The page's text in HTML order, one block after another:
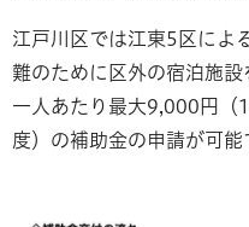
江戸川区では江東5区によ
難のために区外の宿泊施設
一人あたり最大9,000円（
度）の補助金の申請が可能